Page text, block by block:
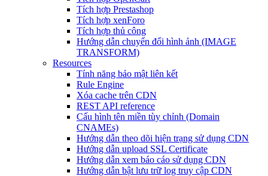
Tích hợp Prestashop
Tích hợp xenForo
Tích hợp thủ công
Hướng dẫn chuyển đổi hình ảnh (IMAGE
TRANSFORM)
Resources
Tính năng bảo mật liên kết
Rule Engine
Xóa cache trên CDN
REST API reference
Cấu hình tên miền tùy chỉnh (Domain
CNAMEs)
Hướng dẫn theo dõi hiện trạng sử dụng CDN
Hướng dẫn upload SSL Certificate
Hướng dẫn xem báo cáo sử dụng CDN
Hướng dẫn bật lưu trữ log truy cập CDN